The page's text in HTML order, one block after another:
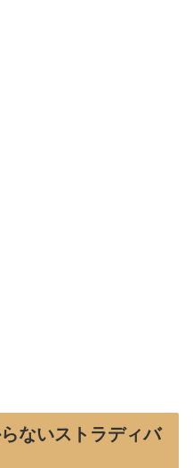
ないストラディバ